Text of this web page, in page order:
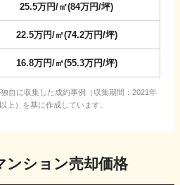
25.5万円/㎡(84万円/坪)
22.5万円/㎡(74.2万円/坪)
16.8万円/㎡(55.3万円/坪)
自に収集した成約事例（収集期間：2021年
上）を基に作成しています。
ンション売却価格